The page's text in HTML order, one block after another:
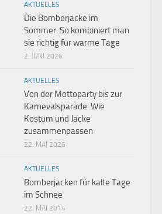
AKTUELLES
Die Bomberjacke im
Sommer: So kombiniert man
sie richtig für warme Tage
2. JUNI 2026
AKTUELLES
Von der Mottoparty bis zur
Karnevalsparade: Wie
Kostüm und Jacke
zusammenpassen
22. MAI 2026
AKTUELLES
Bomberjacken für kalte Tage
im Schnee
22. MAI 2014